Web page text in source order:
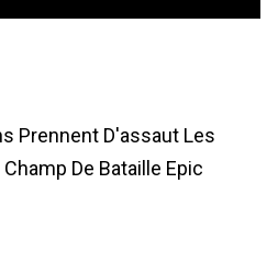
Prennent D'assaut Les
De Bataille Epic